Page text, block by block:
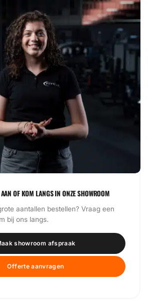
OF KOM LANGS IN ONZE SHOWROOM
aantallen bestellen? Vraag een
bij ons langs.
showroom afspraak
Offerte aanvragen